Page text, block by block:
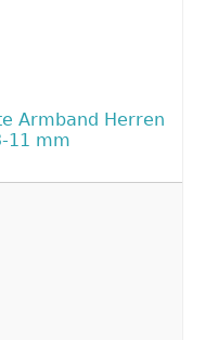
Armband Herren
11 mm